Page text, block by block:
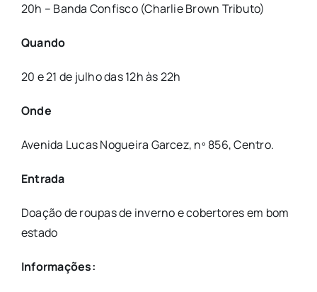
20h – Banda Confisco (Charlie Brown Tributo)
Quando
20 e 21 de julho das 12h às 22h
Onde
Avenida Lucas Nogueira Garcez, nº 856, Centro.
Entrada
Doação de roupas de inverno e cobertores em bom
estado
Informações: